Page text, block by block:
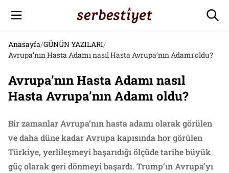
Anasayfa/GÜNÜN YAZILARI/
Avrupa’nın Hasta Adamı nasıl Hasta Avrupa’nın Adamı oldu?
Avrupa’nın Hasta Adamı nasıl
Hasta Avrupa’nın Adamı oldu?
Bir zamanlar Avrupa’nın hasta adamı olarak görülen
ve daha düne kadar Avrupa kapısında hor görülen
Türkiye, yerlileşmeyi başarıdığı ölçüde tarihe büyük
güç olarak geri dönmeyi başardı. Trump’ın Avrupa’yı